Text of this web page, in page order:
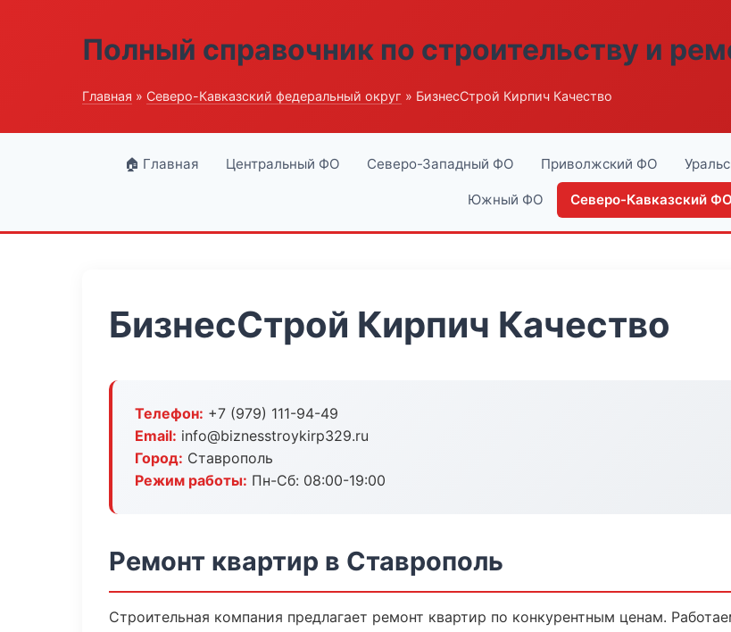
Полный справочник по строительству и
Главная » Северо-Кавказский федеральный округ » БизнесСтрой Кирпич Качество
🏠 Главная Центральный ФО Северо-Западный ФО Приволжский ФО
Южный ФО Северо-Кавказский ФО
БизнесСтрой Кирпич Качество
Телефон: +7 (979) 111-94-49
Email: info@biznesstroykirp329.ru
Город: Ставрополь
Режим работы: Пн-Сб: 08:00-19:00
Ремонт квартир в Ставрополь
Строительная компания предлагает ремонт квартир по конкурентным ценам.